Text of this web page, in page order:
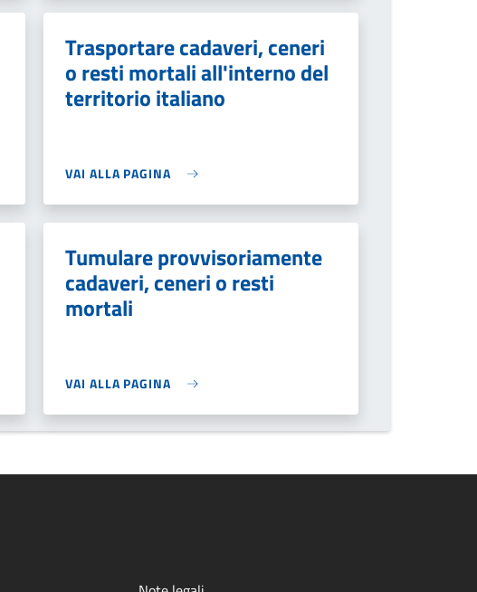
Trasportare cadaveri, ceneri
o resti mortali all'interno del
territorio italiano
VAI ALLA PAGINA
Tumulare provvisoriamente
cadaveri, ceneri o resti
mortali
VAI ALLA PAGINA